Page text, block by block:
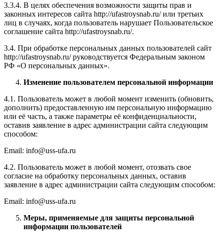
3.3.4. В целях обеспечения возможности защиты прав и
законных интересов сайта http://ufastroysnab.ru/ или третьих
лиц в случаях, когда пользователь нарушает Пользовательское
соглашение сайта http://ufastroysnab.ru/.
3.4. При обработке персональных данных пользователей сайт
http://ufastroysnab.ru/ руководствуется Федеральным законом
РФ «О персональных данных».
Изменение пользователем персональной информации
4.1. Пользователь может в любой момент изменить (обновить,
дополнить) предоставленную им персональную информацию
или её часть, а также параметры её конфиденциальности,
оставив заявление в адрес администрации сайта следующим
способом:
Email: info@uss-ufa.ru
4.2. Пользователь может в любой момент, отозвать свое
согласие на обработку персональных данных, оставив
заявление в адрес администрации сайта следующим способом:
Email: info@uss-ufa.ru
Меры, применяемые для защиты персональной
информации пользователей